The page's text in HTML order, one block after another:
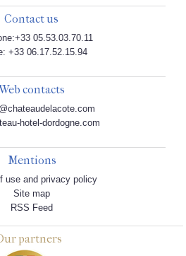
Contact us
05.53.03.70.11
+33 06.17.52.15.94
contacts
hotel-dordogne.com
Mentions
use and privacy policy
Site map
RSS Feed
partners